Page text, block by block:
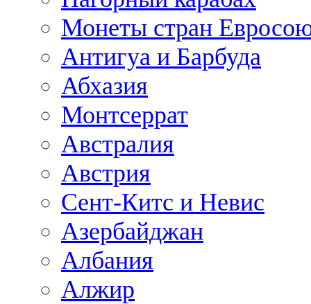
Монеты стран
Антигуа и Барбуда
Абхазия
Монтсеррат
Австралия
Австрия
Сент-Китс и Невис
Азербайджан
Албания
Алжир